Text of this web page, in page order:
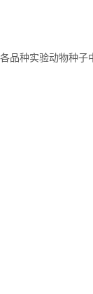
品种实验动物种子